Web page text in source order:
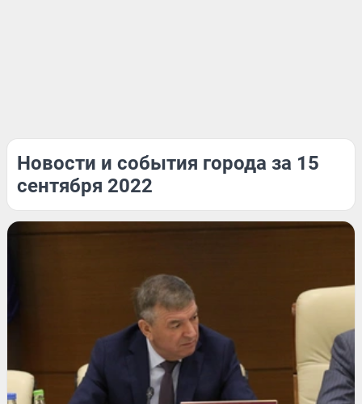
Новости и события города за 15
сентября 2022